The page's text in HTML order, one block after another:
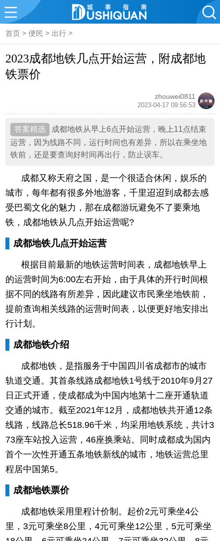
首页 >便民 > 出行 >
2023成都地铁几点开始运营，附成都地
铁票价
zhouwei0811
2023-04-17 09:56:53
成都地铁从早上6点开始运营，晚上11点结束
运营，因为线路不同，运行时间也有差异，所以在乘坐地
铁前，还是要查询好时间再出行，防止误车。
成都又称天府之国，是一个很适合休闲，娱乐的
城市，每年都有很多外地游客，千里迢迢到成都去感
受巴蜀文化的魅力，那在成都游玩避免不了要乘地
铁，成都地铁从几点开始运营呢?
成都地铁几点开始运营
根据目前最新的地铁运营时间表，成都地铁早上
的运营时间为6:00左右开始，由于具体的开行时间根
据不同的线路有所差异，因此建议市民乘坐地铁前，
提前查询相关线路的运营时间表，以便更好地安排出
行计划。
成都地铁介绍
成都地铁，是指服务于中国四川省成都市的城市
轨道交通。其首条线路成都地铁1号线于2010年9月27
日正式开通，使成都成为中国内地第十二座开通轨道
交通的城市。截至2021年12月，成都地铁共开通12条
线路，线路总长518.96千米，均采用地铁系统，共计3
73座车站投入运营，46座换乘站。同时成都成为国内
首个一次性开通五条地铁新线的城市，地铁运营总里
程居中国第5。
成都地铁票价
成都地铁采用里程计价制。起价2元可乘坐4公
里，3元可乘坐8公里，4元可乘坐12公里，5元可乘坐